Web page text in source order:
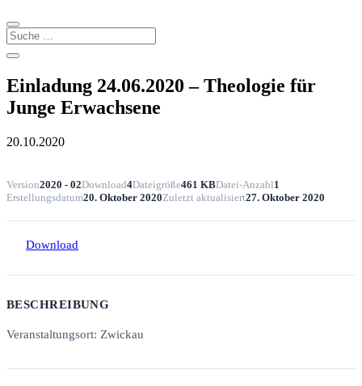
Einladung 24.06.2020 – Theologie für
Junge Erwachsene
20.10.2020
Version2020 - 02Download4Dateigröße461 KBDatei-Anzahl1
Erstellungsdatum20. Oktober 2020Zuletzt aktualisiert27. Oktober 2020
Download
BESCHREIBUNG
Veranstaltungsort: Zwickau